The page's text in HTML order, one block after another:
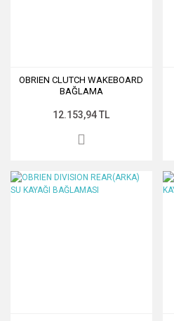
OBRIEN CLUTCH WAKEBOARD
BAĞLAMA
12.153,94 TL